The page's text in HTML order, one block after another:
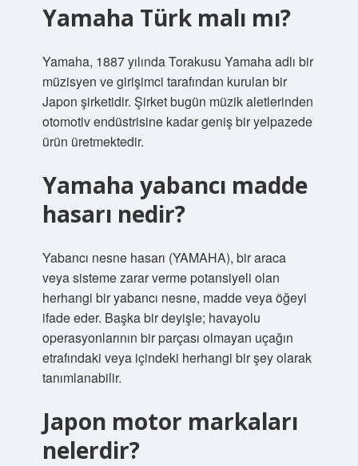
Yamaha Türk malı mı?
Yamaha, 1887 yılında Torakusu Yamaha adlı bir
müzisyen ve girişimci tarafından kurulan bir
Japon şirketidir. Şirket bugün müzik aletlerinden
otomotiv endüstrisine kadar geniş bir yelpazede
ürün üretmektedir.
Yamaha yabancı madde
hasarı nedir?
Yabancı nesne hasarı (YAMAHA), bir araca
veya sisteme zarar verme potansiyeli olan
herhangi bir yabancı nesne, madde veya öğeyi
ifade eder. Başka bir deyişle; havayolu
operasyonlarının bir parçası olmayan uçağın
etrafındaki veya içindeki herhangi bir şey olarak
tanımlanabilir.
Japon motor markaları
nelerdir?